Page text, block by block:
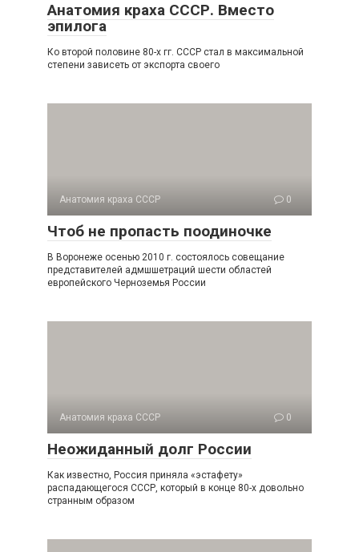
Анатомия краха СССР. Вместо
эпилога
Ко второй половине 80-х гг. СССР стал в максимальной
степени зависеть от экспорта своего
Анатомия краха СССР 0
Чтоб не пропасть поодиночке
В Воронеже осенью 2010 г. состоялось совещание
предста­вителей адмшшетраций шести областей
европейского Черно­земья России
Анатомия краха СССР 0
Неожиданный долг России
Как известно, Россия приняла «эстафету»
распадающегося СССР, который в конце 80-х довольно
странным образом